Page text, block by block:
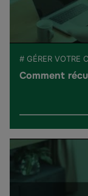
# GÉRER VOTRE
Comment